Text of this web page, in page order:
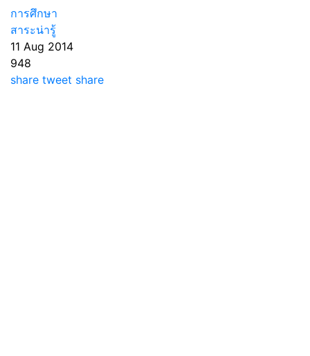
การศึกษา
สาระน่ารู้
11 Aug 2014
948
share tweet share